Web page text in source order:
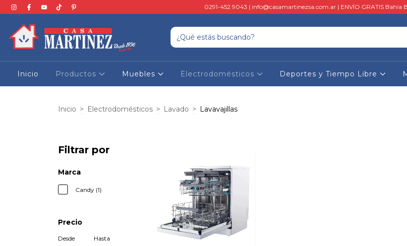
0291-452 9043 | info@casamartinezsa.com.ar| ENVÍO GRATIS Bahía
Inicio Productos Muebles Electrodomésticos Deportes y Tiempo Libre
Inicio > Electrodomésticos > Lavado > Lavavajillas
Filtrar por
Marca
Candy (1)
Precio
Desde Hasta